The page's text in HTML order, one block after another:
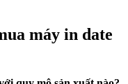
máy in date